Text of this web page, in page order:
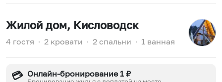
Жилой дом, Кисловодск
4 гостя ∙ 2 кровати ∙ 2 спальни ∙ 1 ванная
💳 Онлайн-бронирование 1 ₽